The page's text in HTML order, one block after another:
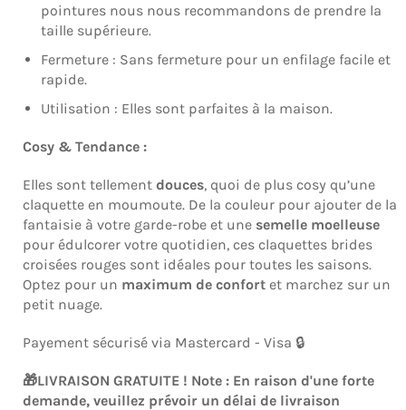
pointures nous nous recommandons de prendre la
taille supérieure.
Fermeture : Sans fermeture pour un enfilage facile et
rapide.
Utilisation : Elles sont parfaites à la maison.
Cosy & Tendance :
Elles sont tellement douces, quoi de plus cosy qu’une
claquette en moumoute. De la couleur pour ajouter de la
fantaisie à votre garde-robe et une semelle moelleuse
pour édulcorer votre quotidien, ces claquettes brides
croisées rouges sont idéales pour toutes les saisons.
Optez pour un maximum de confort et marchez sur un
petit nuage.
Payement sécurisé via Mastercard - Visa 🔒
🎁LIVRAISON GRATUITE ! Note : En raison d'une forte
demande, veuillez prévoir un délai de livraison